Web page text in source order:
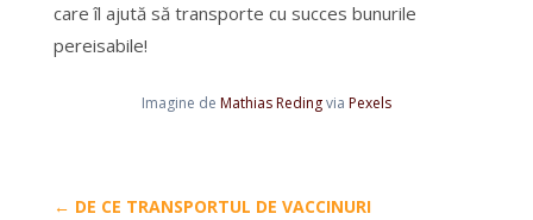
care îl ajută să transporte cu succes bunurile
pereisabile!
Imagine de Mathias Redingvia Pexels
← DE CE TRANSPORTUL DE VACCINURI